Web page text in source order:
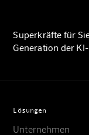
Superkräfte für
Generation der
Lösungen
Unternehmen